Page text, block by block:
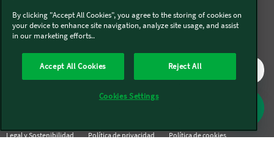
Thermomix®
Legal y Sostenibilidad Política de privacidad
Política de cookies
By clicking "Accept All Cookies", you agree to the storing of cookies on
your device to enhance site navigation, analyze site usage, and assist
in our marketing efforts..
Accept All Cookies Reject All
Cookies Settings